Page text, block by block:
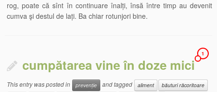
rog, poate că sînt în continuare înalți, însă între timp au devenit
cumva şi destul de lați. Ba chiar rotunjori bine.
cumpătarea vine în doze mici
1
This entry was posted in prevenție and tagged aliment
băuturi răcoritoare